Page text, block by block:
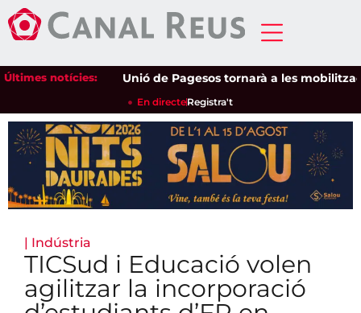
Últimes notícies: Unió de Pagesos tornarà a les
En directeRegistra't
| Indústria
TICSud i Educació volen
agilitzar la incorporació